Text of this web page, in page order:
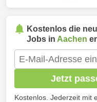
Kostenlos die
Jobs in Aachen
Jetzt
Kostenlos. Jederzeit mit